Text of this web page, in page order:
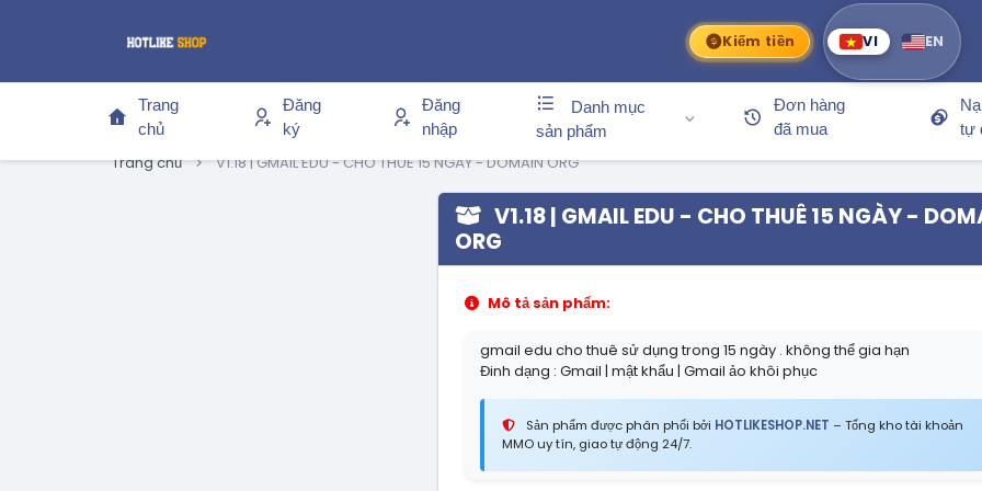
Kiếm tiền VI EN
Trang
chủ
Đăng
ký
Đăng
nhập
Danh mục
sản phẩm
Đơn hàng
đã mua
tự
Trang chủ V1.18 | GMAIL EDU - CHO THUÊ 15 NGÀY - DOMAIN ORG
V1.18 | GMAIL EDU - CHO THUÊ 15 NGÀY -
ORG
Mô tả sản phẩm:
gmail edu cho thuê sử dụng trong 15 ngày . không thể gia hạn
Đinh dạng : Gmail | mật khẩu | Gmail ảo khôi phục
Sản phẩm được phân phối bởi HOTLIKESHOP.NET – Tổng kho tài khoản
MMO uy tín, giao tự động 24/7.